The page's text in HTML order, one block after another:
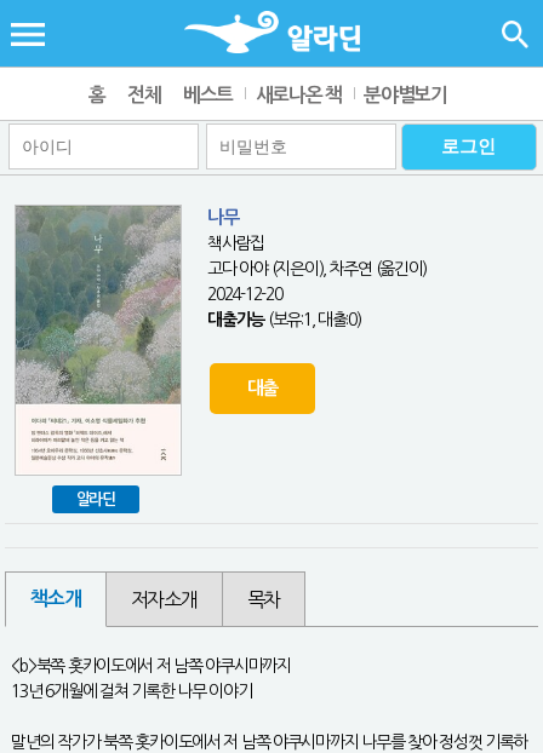
홈 전체 베스트 새로나온 책 분야별보기
알라딘
나무
책사람집
고다 아야 (지은이), 차주연 (옮긴이)
2024-12-20
대출가능(보유:1, 대출:0)
대출
책소개 저자소개 목차
<b>북쪽 홋카이도에서 저 남쪽 야쿠시마까지
13년 6개월에 걸쳐 기록한 나무 이야기
말년의 작가가 북쪽 홋카이도에서 저 남쪽 야쿠시마까지 나무를 찾아 정성껏 기록하